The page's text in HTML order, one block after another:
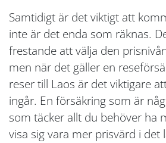
Samtidigt är det viktigt att
inte är det enda som räknas.
frestande att välja den
men när det gäller en
reser till Laos är det viktigare
ingår. En försäkring som är
som täcker allt du behöver ha
visa sig vara mer prisvärd i det